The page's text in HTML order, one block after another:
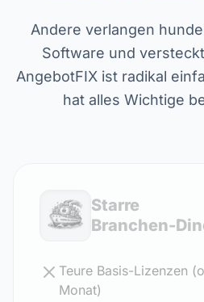
Andere verlangen
Software und
AngebotFIX ist radikal
hat alles Wichtige
Starre
Branchen-
Teure Basis-Lizenzen
Monat)